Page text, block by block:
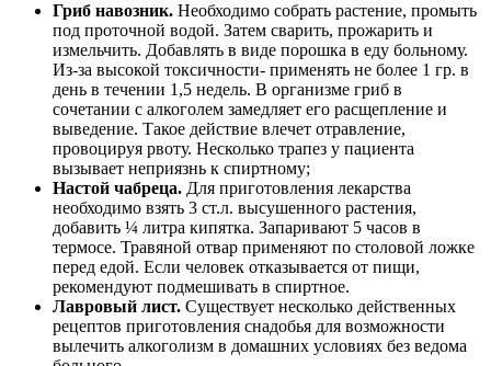
Гриб навозник. Необходимо собрать растение, промыть
под проточной водой. Затем сварить, прожарить и
измельчить. Добавлять в виде порошка в еду больному.
Из-за высокой токсичности- применять не более 1 гр. в
день в течении 1,5 недель. В организме гриб в
сочетании с алкоголем замедляет его расщепление и
выведение. Такое действие влечет отравление,
провоцируя рвоту. Несколько трапез у пациента
вызывает неприязнь к спиртному;
Настой чабреца. Для приготовления лекарства
необходимо взять 3 ст.л. высушенного растения,
добавить ¼ литра кипятка. Запаривают 5 часов в
термосе. Травяной отвар применяют по столовой ложке
перед едой. Если человек отказывается от пищи,
рекомендуют подмешивать в спиртное.
Лавровый лист. Существует несколько действенных
рецептов приготовления снадобья для возможности
вылечить алкоголизм в домашних условиях без ведома